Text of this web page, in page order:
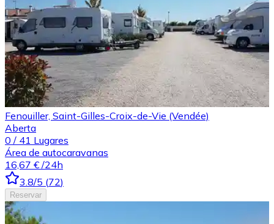
Fenouiller, Saint-Gilles-Croix-de-Vie (Vendée)
Aberta
0 / 41 Lugares
Área de autocaravanas
16,67 € /24h
3.8/5 (72)
Reservar